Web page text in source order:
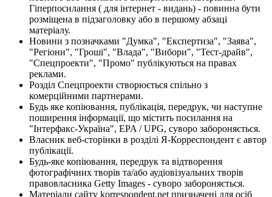
Гіперпосилання ( для інтернет - видань) - повинна бути
розміщена в підзаголовку або в першому абзаці
матеріалу.
Новини з позначками "Думка", "Експертиза", "Заява",
"Регіони", "Гроші", "Влада", "Вибори", "Тест-драйв",
"Спецпроекти", "Промо" публікуються на правах
реклами.
Розділ Спецпроекти створюється спільно з
комерційними партнерами.
Будь яке копіювання, публікація, передрук, чи наступне
поширення інформації, що містить посилання на
"Інтерфакс-Україна", EPA / UPG, суворо забороняється.
Власник веб-сторінки в розділі Я-Корреспондент є автор
публікації.
Будь-яке копіювання, передрук та відтворення
фотографічних творів та/або аудіовізуальних творів
правовласника Getty Images - суворо забороняється.
Матеріали сайту korrespondent.net призначені для осіб